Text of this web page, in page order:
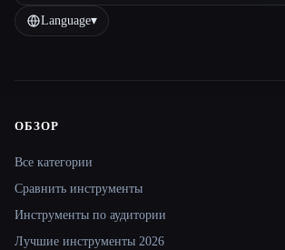
Language▾
Site navigation
ОБЗОР
Все категории
Сравнить инструменты
Инструменты по аудитории
Лучшие инструменты 2026